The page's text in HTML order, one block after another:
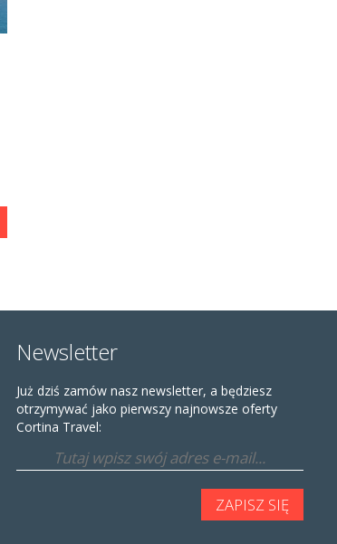
Newsletter
Już dziś zamów nasz newsletter, a będziesz
otrzymywać jako pierwszy najnowsze oferty
Cortina Travel: